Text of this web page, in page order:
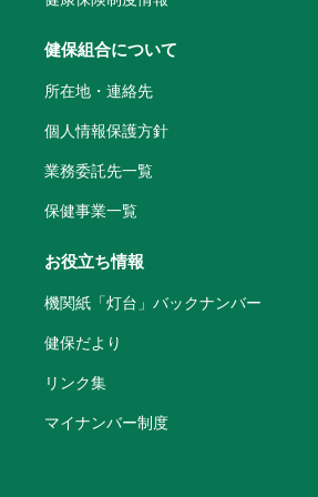
健保組合について
所在地・連絡先
個人情報保護方針
業務委託先一覧
保健事業一覧
お役立ち情報
機関紙「灯台」バックナンバー
健保だより
リンク集
マイナンバー制度